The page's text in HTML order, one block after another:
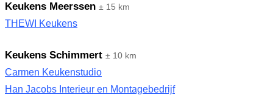
Keukens Meerssen ± 15 km
THEWI Keukens
Keukens Schimmert ± 10 km
Carmen Keukenstudio
Han Jacobs Interieur en Montagebedrijf